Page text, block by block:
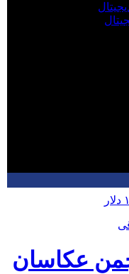
حوادث کار در
اصفهان موتورسوار
آسانسور در استان مرکزی
ایمن‌سازی استخرهای
آموزش های ترافیکی را
برای خروج از
عکاسان